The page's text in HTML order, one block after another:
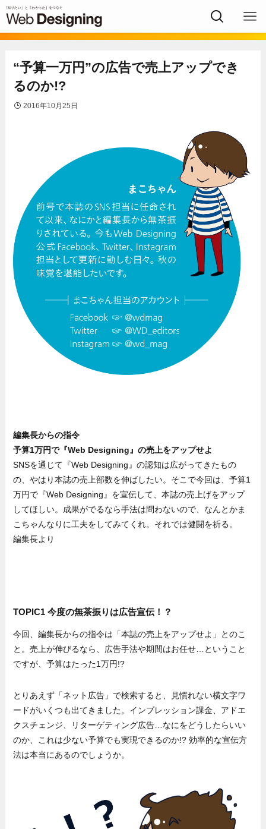
“予算一万円”の広告で売上アップでき
るのか!?
2016年10月25日
編集長からの指令
予算1万円で『Web Designing』の売上をアップせよ
SNSを通じて『Web Designing』の認知は広がってきたもの
の、やはり本誌の売上部数を伸ばしたい。そこで今回は、予算1
万円で『Web Designing』を宣伝して、本誌の売上げをアップ
してほしい。成果がでるなら手法は問わないので、なんとかま
こちゃんなりに工夫をしてみてくれ。それでは健闘を祈る。
編集長より
TOPIC1 今度の無茶振りは広告宣伝！？
今回、編集長からの指令は「本誌の売上をアップせよ」とのこ
と。売上が伸びるなら、広告手法や期間はお任せ…ということ
ですが、予算はたった1万円!?
とりあえず「ネット広告」で検索すると、見慣れない横文字ワ
ードがいくつも出てきました。インプレッション課金、アドエ
クスチェンジ、リターゲティング広告…なにをどうしたらいい
のか、これは少ない予算でも実現できるのか!? 効率的な宣伝方
法は本当にあるのでしょうか。